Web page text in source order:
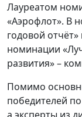
Лауреатом
«Аэрофлот». В
годовой
номинации
развития» –
Помимо
победителей